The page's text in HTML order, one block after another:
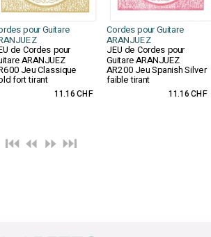
pour Guitare Cordes pour Guitare
ARANJUEZ
de Cordes pour
ARANJUEZ
Jeu Classique
fort tirant
JEU de Cordes pour
Guitare ARANJUEZ
AR200 Jeu Spanish Silver
faible tirant
11.16 CHF 11.16 CHF
⏮️ ⏪ ⏩ ⏭️